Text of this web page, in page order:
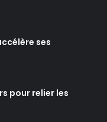
ses
pour relier les